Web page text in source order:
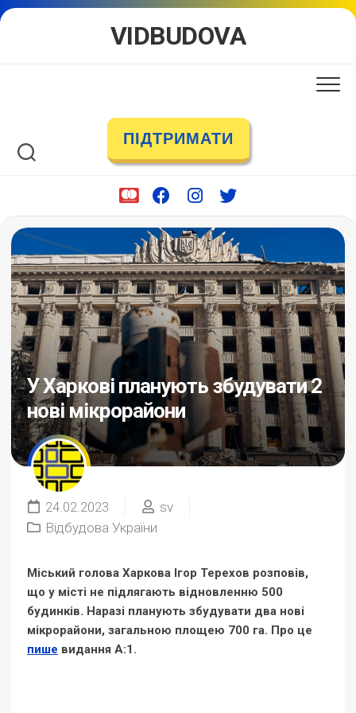
Skip
VIDBUDOVA
ПІДТРИМАТИ
У Харкові планують збудувати 2
нові мікрорайони
24.02.2023
sv
Відбудова України
Міський голова Харкова Ігор Терехов розповів,
що у місті не підлягають відновленню 500
будинків. Наразі планують збудувати два нові
мікрорайони, загальною площею 700 га. Про це
пише видання А:1.